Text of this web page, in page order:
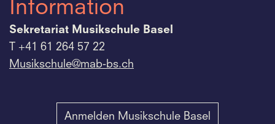
Information
Sekretariat Musikschule Basel
T +41 61 264 57 22
Musikschule@mab-bs.ch
Anmelden Musikschule Basel